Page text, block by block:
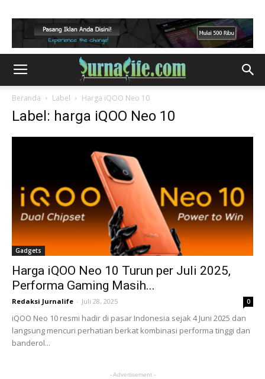
Beranda Label Harga iQOO Neo 10
Label: harga iQOO Neo 10
Gadgets
Harga iQOO Neo 10 Turun per Juli 2025,
Performa Gaming Masih...
Redaksi Jurnalife - Juli 28, 2025 0
iQOO Neo 10 resmi hadir di pasar Indonesia sejak 4 Juni 2025 dan
langsung mencuri perhatian berkat kombinasi performa tinggi dan
banderol...
- Advertisement -